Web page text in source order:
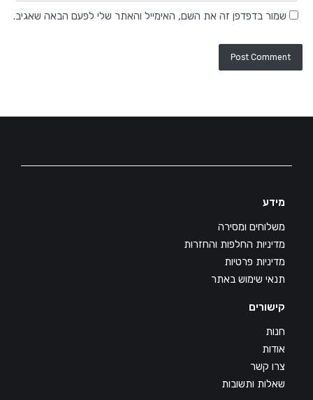
שמור בדפדפן זה את השם, האימייל והאתר שלי לפעם הבאה שאגיב.
מידע
משלוחים ומסירה
מדיניות החלפות והחזרות
מדיניות פרטיות
תנאי שימוש באתר
קישורים
חנות
אודות
צרו קשר
שאלות ותשובות